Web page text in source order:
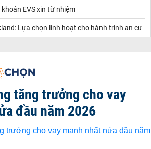
EVS xin từ nhiệm
Lựa chọn linh hoạt cho hành trình an cư
tăng trưởng cho vay
đầu năm 2026